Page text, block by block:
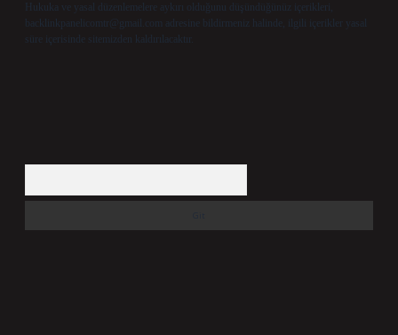
Hukuka ve yasal düzenlemelere aykırı olduğunu düşündüğünüz içerikleri,
backlinkpanelicomtr@gmail.com adresine bildirmeniz halinde, ilgili içerikler yasal
süre içerisinde sitemizden kaldırılacaktır.